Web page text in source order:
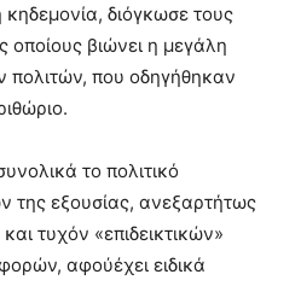
διόγκωσε τους
οποίους βιώνει η μεγάλη
πολιτών, που οδηγήθηκαν
το πολιτικό
της εξουσίας, ανεξαρτήτως
τυχόν «επιδεικτικών»
αφούέχει ειδικά